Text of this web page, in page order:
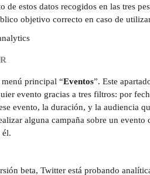
estos datos recogidos en las tres
objetivo correcto en caso de
menú principal “Eventos”. Este
evento gracias a tres filtros: por
evento, la duración, y la audiencia
alguna campaña sobre un
él.
beta, Twitter está probando